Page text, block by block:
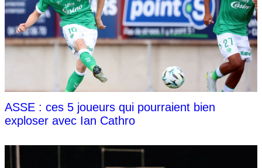
ASSE : ces 5 joueurs qui pourraient bien
exploser avec Ian Cathro